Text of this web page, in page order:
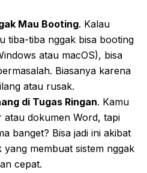
Mau Booting. Kalau
tiba-tiba nggak bisa booting
atau macOS), bisa
Biasanya karena
atau rusak.
di Tugas Ringan. Kamu
dokumen Word, tapi
banget? Bisa jadi ini akibat
yang membuat sistem nggak
cepat.